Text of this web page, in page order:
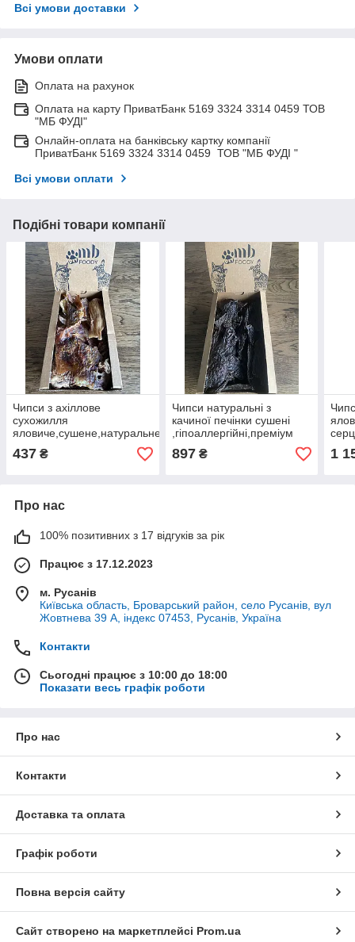
Всі умови доставки
Умови оплати
Оплата на рахунок
Оплата на карту ПриватБанк 5169 3324 3314 0459 ТОВ
"МБ ФУДІ"
Онлайн-оплата на банківську картку компанії
ПриватБанк 5169 3324 3314 0459 ТОВ "МБ ФУДІ "
Всі умови оплати
Подібні товари компанії
Чипси з ахіллове
сухожилля
яловиче,сушене,натуральне
,гіпоаллергійне,преміум
400 гр /1 шб
437 ₴
Чипси натуральні з
качиної печінки сушені
,гіпоаллергійні,преміум
650 гр /1 шоубокс
897₴ 1
Про нас
100% позитивних з 17 відгуків за рік
Працює з 17.12.2023
м. Русанів
Київська область, Броварський район, село Русанів, вул
Жовтнева 39 А, індекс 07453, Русанів, Україна
Контакти
Сьогодні працює з 10:00 до 18:00
Показати весь графік роботи
Про нас
Контакти
Доставка та оплата
Графік роботи
Повна версія сайту
Сайт створено на маркетплейсі Prom.ua